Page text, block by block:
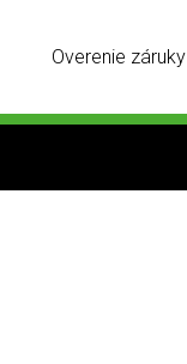
Overenie záruky